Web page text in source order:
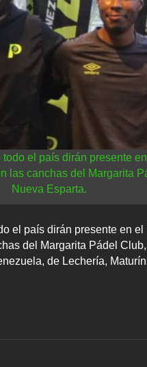
el país dirán presente
las canchas del Margarita
Nueva Esparta.
el país dirán presente en
del Margarita Pádel
de Lechería,